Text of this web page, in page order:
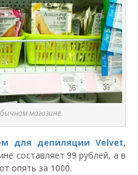
магазине
для депиляции Velvet,
составляет 99 рублей, а в
опять за 1000.